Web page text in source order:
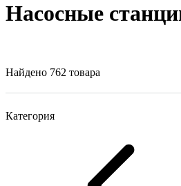
Насосные
Найдено 762 товара
Категория